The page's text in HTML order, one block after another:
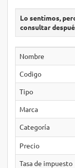
Lo sentimos,
consultar
Nombre
Codigo
Tipo
Marca
Categoría
Precio
Tasa de impuesto